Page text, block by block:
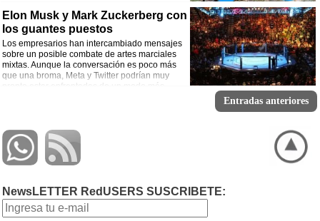
Elon Musk y Mark Zuckerberg con
los guantes puestos
Los empresarios han intercambiado mensajes
sobre un posible combate de artes marciales
mixtas. Aunque la conversación es poco más
que una broma, Meta y Twitter podrían muy
pronto estar enfrentadas de un modo más
Entradas anteriores
NewsLETTER RedUSERS SUSCRIBETE: